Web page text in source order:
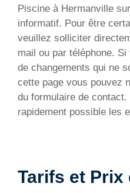
Piscine à Hermanville
informatif. Pour être
veuillez solliciter
mail ou par téléphone.
de changements qui ne
cette page vous pouvez
du formulaire de
rapidement possible les
Tarifs et Prix